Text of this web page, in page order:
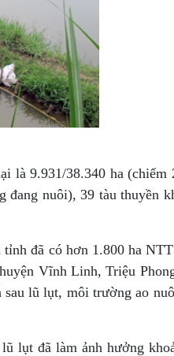
là 9.931/38.340 ha (chiếm
nuôi), 39 tàu thuyền
đã có hơn 1.800 ha
Vĩnh Linh, Triệu
lũ lụt, môi trường ao
lụt đã làm ảnh hưởng